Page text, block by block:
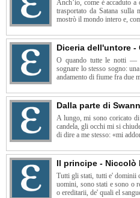
Anch’io, come è accaduto
trasportato da Satana sulla
mostrò il mondo intero e,
Diceria dell'untore -
O quando tutte le notti —
sognare lo stesso sogno:
andamento di fiume fra due
Dalla parte di
A lungo, mi sono coricato di
candela, gli occhi mi si
di dire a me stesso: «mi
Il principe - Niccolò
Tutti gli stati, tutti e' dominii
uomini, sono stati e sono o
o ereditarii, de' quali el